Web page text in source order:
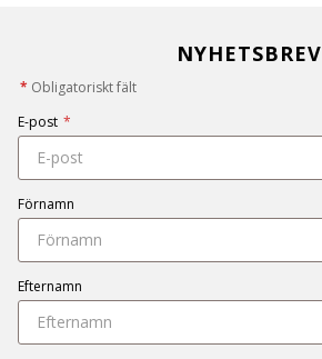
NYHETSBREV
* Obligatoriskt fält
E-post *
Förnamn
Efternamn